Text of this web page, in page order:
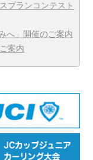
プランコンテスト
へ」開催のご案内
案内